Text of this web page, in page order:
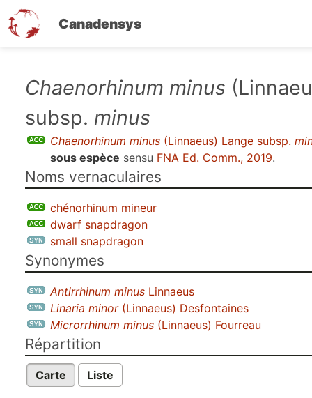
Canadensys
contenu
Chaenorhinum minus
subsp. minus
Chaenorhinum minus (Linnaeus) Lange subsp.
sous espèce sensu FNA Ed. Comm., 2019.
Noms vernaculaires
chénorhinum mineur
dwarf snapdragon
small snapdragon
Synonymes
Antirrhinum minus Linnaeus
Linaria minor(Linnaeus) Desfontaines
Microrrhinum minus (Linnaeus) Fourreau
Répartition
Carte Liste